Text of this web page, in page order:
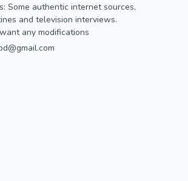
Some authentic internet sources,
and television interviews.
any modifications